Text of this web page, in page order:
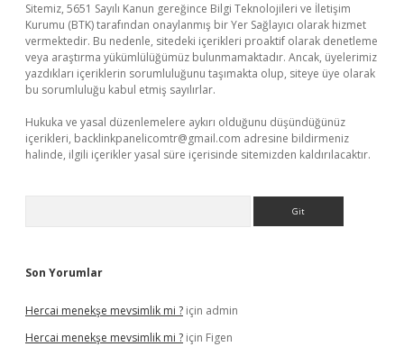
Sitemiz, 5651 Sayılı Kanun gereğince Bilgi Teknolojileri ve İletişim
Kurumu (BTK) tarafından onaylanmış bir Yer Sağlayıcı olarak hizmet
vermektedir. Bu nedenle, sitedeki içerikleri proaktif olarak denetleme
veya araştırma yükümlülüğümüz bulunmamaktadır. Ancak, üyelerimiz
yazdıkları içeriklerin sorumluluğunu taşımakta olup, siteye üye olarak
bu sorumluluğu kabul etmiş sayılırlar.
Hukuka ve yasal düzenlemelere aykırı olduğunu düşündüğünüz
içerikleri, backlinkpanelicomtr@gmail.com adresine bildirmeniz
halinde, ilgili içerikler yasal süre içerisinde sitemizden kaldırılacaktır.
Son Yorumlar
Hercai menekşe mevsimlik mi ? için admin
Hercai menekşe mevsimlik mi ? için Figen